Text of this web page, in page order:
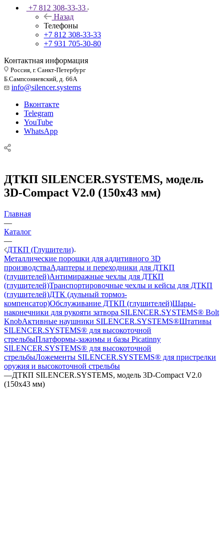
+7 812 308-33-33
Назад
Телефоны
+7 812 308-33-33
+7 931 705-30-80
Контактная информация
Россия, г. Санкт-Петербург
Б.Сампсониевский, д. 66А
info@silencer.systems
Вконтакте
Telegram
YouTube
WhatsApp
ДТКП SILENCER.SYSTEMS, модель
3D-Compact V2.0 (150x43 мм)
Главная
—
Каталог
—
ДТКП (Глушители)
Металлические порошки для аддитивного 3D
производстваАдаптеры и переходники для ДТКП
(глушителей)Антимиражные чехлы для ДТКП
(глушителей)Транспортировочные чехлы и кейсы для ДТКП
(глушителей)ДТК (дульный тормоз-
компенсатор)Обслуживание ДТКП (глушителей)Шары-
наконечники для рукояти затвора SILENCER.SYSTEMS® Bolt
KnobАктивные наушники SILENCER.SYSTEMS®Штативы
SILENCER.SYSTEMS® для высокоточной
стрельбыПлатформы-зажимы и базы Picatinny
SILENCER.SYSTEMS® для высокоточной
стрельбыЛожементы SILENCER.SYSTEMS® для пристрелки
оружия и высокоточной стрельбы
—ДТКП SILENCER.SYSTEMS, модель 3D-Compact V2.0
(150x43 мм)